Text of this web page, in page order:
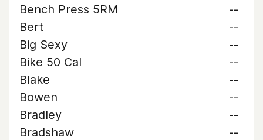
Bench Press 5RM
--
Bert
--
Big Sexy
--
Bike 50 Cal
--
Blake
--
Bowen
--
Bradley
--
Bradshaw
--